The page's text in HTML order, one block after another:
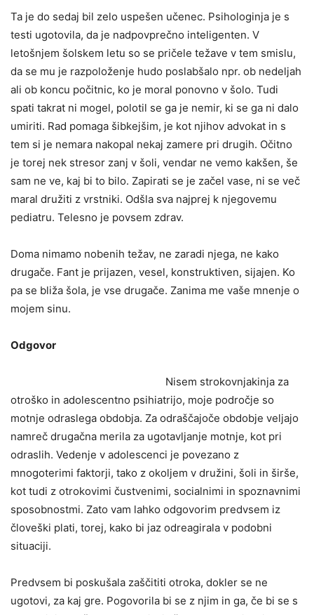
Ta je do sedaj bil zelo uspešen učenec. Psihologinja je s
testi ugotovila, da je nadpovprečno inteligenten. V
letošnjem šolskem letu so se pričele težave v tem smislu,
da se mu je razpoloženje hudo poslabšalo npr. ob nedeljah
ali ob koncu počitnic, ko je moral ponovno v šolo. Tudi
spati takrat ni mogel, polotil se ga je nemir, ki se ga ni dalo
umiriti. Rad pomaga šibkejšim, je kot njihov advokat in s
tem si je nemara nakopal nekaj zamere pri drugih. Očitno
je torej nek stresor zanj v šoli, vendar ne vemo kakšen, še
sam ne ve, kaj bi to bilo. Zapirati se je začel vase, ni se več
maral družiti z vrstniki. Odšla sva najprej k njegovemu
pediatru. Telesno je povsem zdrav.
Doma nimamo nobenih težav, ne zaradi njega, ne kako
drugače. Fant je prijazen, vesel, konstruktiven, sijajen. Ko
pa se bliža šola, je vse drugače. Zanima me vaše mnenje o
mojem sinu.
Odgovor
Nisem strokovnjakinja za
otroško in adolescentno psihiatrijo, moje področje so
motnje odraslega obdobja. Za odraščajoče obdobje veljajo
namreč drugačna merila za ugotavljanje motnje, kot pri
odraslih. Vedenje v adolescenci je povezano z
mnogoterimi faktorji, tako z okoljem v družini, šoli in širše,
kot tudi z otrokovimi čustvenimi, socialnimi in spoznavnimi
sposobnostmi. Zato vam lahko odgovorim predvsem iz
človeški plati, torej, kako bi jaz odreagirala v podobni
situaciji.
Predvsem bi poskušala zaščititi otroka, dokler se ne
ugotovi, za kaj gre. Pogovorila bi se z njim in ga, če bi se s